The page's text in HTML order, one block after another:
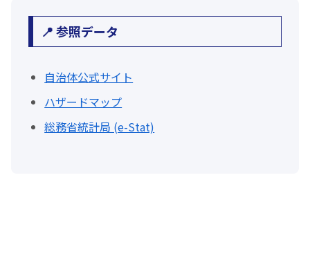
📍 参照データ
自治体公式サイト
ハザードマップ
総務省統計局 (e-Stat)